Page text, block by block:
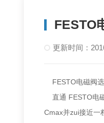
FESTO
更新时间：
FESTO电磁阀
直通 FESTO电
Cmax并zui接近一